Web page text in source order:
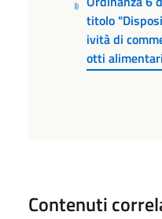
titolo
ività di
otti alimentari
Contenuti